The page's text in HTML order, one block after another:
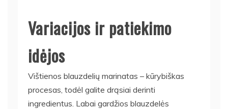
Variacijos ir patiekimo
idėjos
Vištienos blauzdelių marinatas – kūrybiškas
procesas, todėl galite drąsiai derinti
ingredientus. Labai gardžios blauzdelės